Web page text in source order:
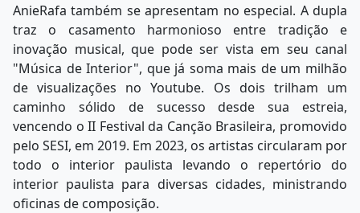
AnieRafa também se apresentam no especial. A dupla
traz o casamento harmonioso entre tradição e
inovação musical, que pode ser vista em seu canal
"Música de Interior", que já soma mais de um milhão
de visualizações no Youtube. Os dois trilham um
caminho sólido de sucesso desde sua estreia,
vencendo o II Festival da Canção Brasileira, promovido
pelo SESI, em 2019. Em 2023, os artistas circularam por
todo o interior paulista levando o repertório do
interior paulista para diversas cidades, ministrando
oficinas de composição.